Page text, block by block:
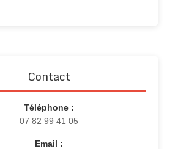
Contact
Téléphone :
07 82 99 41 05
Email :